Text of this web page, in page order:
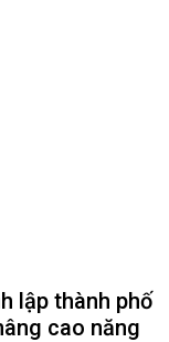
lập thành phố
cao năng